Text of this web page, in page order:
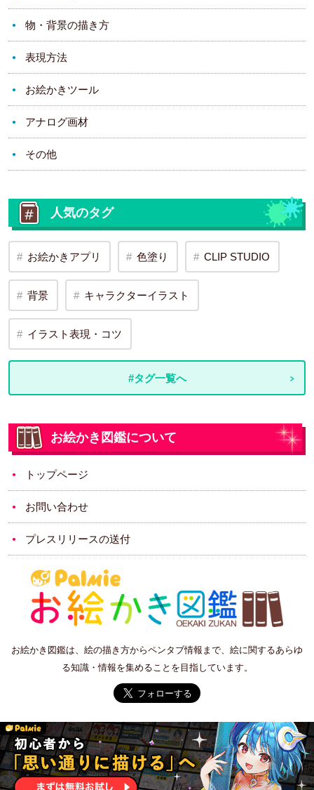
物・背景の描き方
表現方法
お絵かきツール
アナログ画材
その他
人気のタグ
お絵かきアプリ 色塗り CLIP STUDIO
背景 キャラクターイラスト
イラスト表現・コツ
#タグ一覧へ
お絵かき図鑑について
トップページ
お問い合わせ
プレスリリースの送付
お絵かき図鑑は、絵の描き方からペンタブ情報まで、絵に関するあらゆ
る知識・情報を集めることを目指しています。